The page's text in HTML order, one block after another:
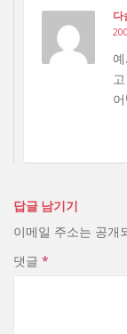
다
답글 남기기
이메일 주소는 공개
댓글 *